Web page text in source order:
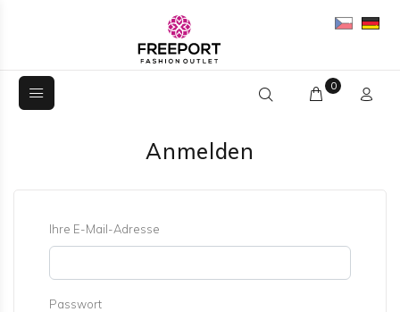
0
Anmelden
Ihre E-Mail-Adresse
Passwort